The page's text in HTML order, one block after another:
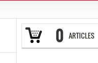
0 ARTICLES